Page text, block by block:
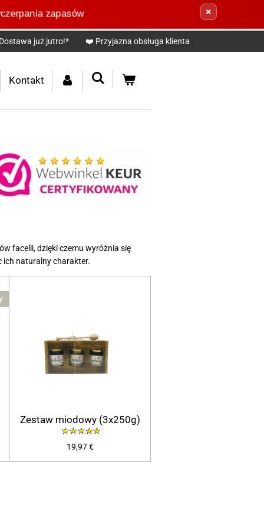
zapasów ×
już jutro!* ❤️ Przyjazna obsługa klienta
Kontakt
facelii, dzięki czemu wyróżnia się
ich naturalny charakter.
Zestaw miodowy (3x250g)
19,97 €